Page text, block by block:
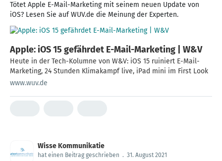
Tötet Apple E-Mail-Marketing mit seinem neuen Update von
iOS? Lesen Sie auf WUV.de die Meinung der Experten.
Apple: iOS 15 gefährdet E-Mail-Marketing | W&V
Heute in der Tech-Kolumne von W&V: iOS 15 ruiniert E-Mail-
Marketing, 24 Stunden Klimakampf live, iPad mini im First Look
www.wuv.de
Wisse Kommunikatie
hat einen Beitrag geschrieben . 31. August 2021